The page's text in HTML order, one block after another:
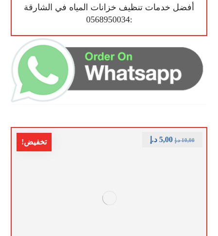
أفضل خدمات تنظيف خزانات المياه في الشارقة
:0568950034
تخفيض! 10,00 د.إ 5,00 د.إ